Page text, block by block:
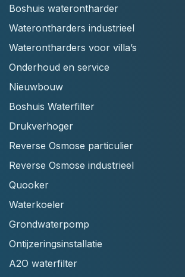
Boshuis waterontharder
Waterontharders industrieel
Waterontharders voor villa’s
Onderhoud en service
Nieuwbouw
Boshuis Waterfilter
Drukverhoger
Reverse Osmose particulier
Reverse Osmose industrieel
Quooker
Waterkoeler
Grondwaterpomp
Ontijzeringsinstallatie
A2O waterfilter